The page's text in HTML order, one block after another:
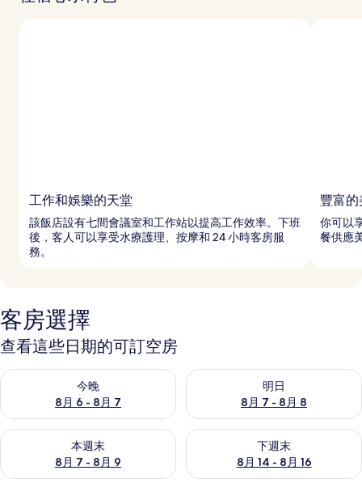
工作和娛樂的天堂
該飯店設有七間會議室和工作站以提高工作效率。下班
後，客人可以享受水療護理、按摩和 24 小時客房服
務。
豐富
你可以
餐供應
客房選擇
查看這些日期的可訂空房
今晚
8月 6 - 8月 7
查看今晚 8月 6 - 8月 7的可訂空房
明日
8月 7 - 8月 8
查看明日 8月 7 - 8月 8的可訂
本週末
8月 7 - 8月 9
查看本週末 8月 7 - 8月 9的可訂空房
下週末
8月 14 - 8月 16
查看下週末 8月 14 - 8月 16的